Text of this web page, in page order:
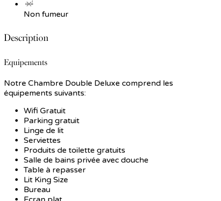
Non fumeur
Description
Equipements
Notre Chambre Double Deluxe comprend les
équipements suivants:
Wifi Gratuit
Parking gratuit
Linge de lit
Serviettes
Produits de toilette gratuits
Salle de bains privée avec douche
Table à repasser
Lit King Size
Bureau